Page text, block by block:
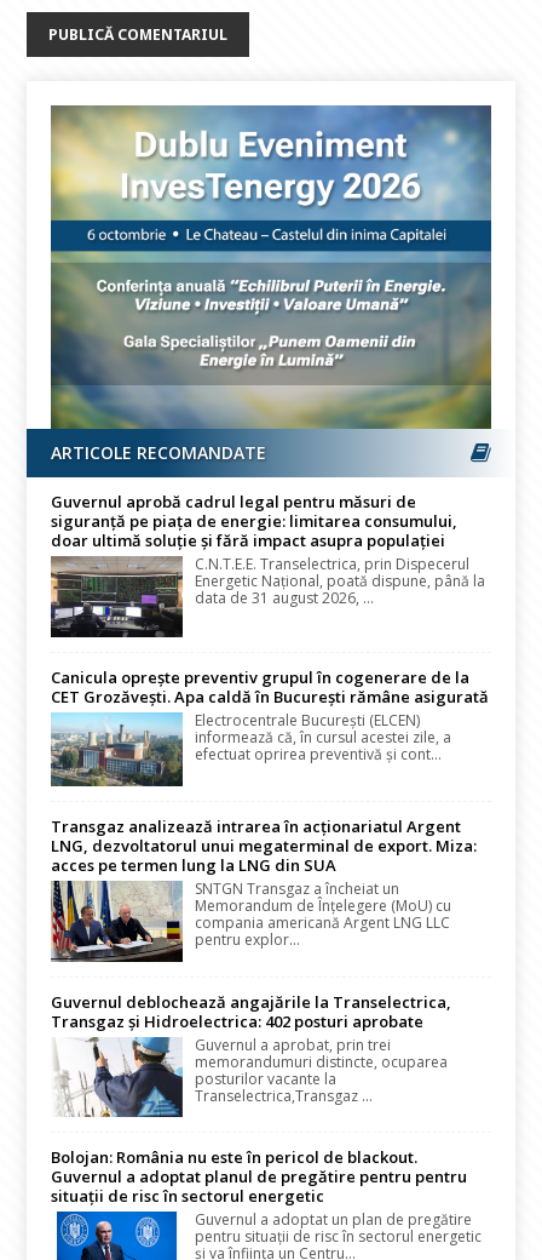
ARTICOLE RECOMANDATE
Guvernul aprobă cadrul legal pentru măsuri de
siguranță pe piața de energie: limitarea consumului,
doar ultimă soluție și fără impact asupra populației
C.N.T.E.E. Transelectrica, prin Dispecerul
Energetic Național, poată dispune, până la
data de 31 august 2026, ...
Canicula oprește preventiv grupul în cogenerare de la
CET Grozăvești. Apa caldă în București rămâne asigurată
Electrocentrale București (ELCEN)
informează că, în cursul acestei zile, a
efectuat oprirea preventivă și cont...
Transgaz analizează intrarea în acționariatul Argent
LNG, dezvoltatorul unui megaterminal de export. Miza:
acces pe termen lung la LNG din SUA
SNTGN Transgaz a încheiat un
Memorandum de Înțelegere (MoU) cu
compania americană Argent LNG LLC
pentru explor...
Guvernul deblochează angajările la Transelectrica,
Transgaz și Hidroelectrica: 402 posturi aprobate
Guvernul a aprobat, prin trei
memorandumuri distincte, ocuparea
posturilor vacante la
Transelectrica,Transgaz ...
Bolojan: România nu este în pericol de blackout.
Guvernul a adoptat planul de pregătire pentru pentru
situații de risc în sectorul energetic
Guvernul a adoptat un plan de pregătire
pentru situații de risc în sectorul energetic
și va înființa un Centru...